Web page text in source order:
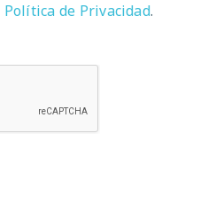
Política de Privacidad.